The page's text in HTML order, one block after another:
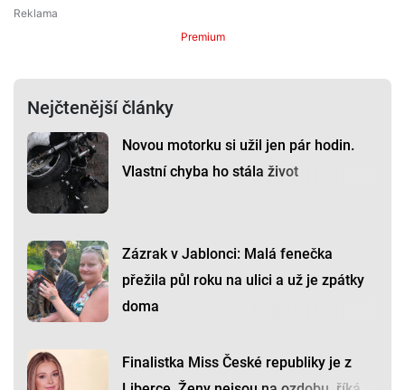
Premium
Nejčtenější články
Novou motorku si užil jen pár hodin.
Vlastní chyba ho stála život
Zázrak v Jablonci: Malá fenečka
přežila půl roku na ulici a už je zpátky
doma
Finalistka Miss České republiky je z